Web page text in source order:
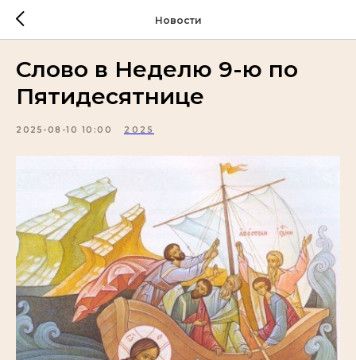
Новости
Слово в Неделю 9-ю по
Пятидесятнице
2025-08-10 10:00 2025